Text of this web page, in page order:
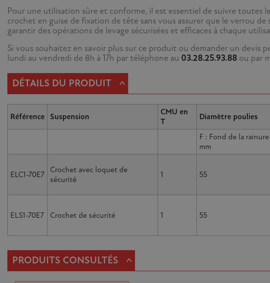
Pour une utilisation sûre et conforme, il est essentiel de suivre toutes
crochet en guise de fixation de tête sans vous assurer que le verrou
garantir des opérations de levage sécurisées et efficaces à chaque
Si vous souhaitez en savoir plus sur ce produit ou demander un
lundi au vendredi de 8h à 17h par téléphone au 03.28.25.93.88 ou par
DÉTAILS DU PRODUIT ^
Référence Suspension
CMU en
T
Diamètre poulies
F : Fond de la rainure
mm
ELC1-70E7
Crochet avec loquet de
sécurité
1 55
ELS1-70E7 Crochet de sécurité 1 55
PRODUITS CONSULTÉS ^